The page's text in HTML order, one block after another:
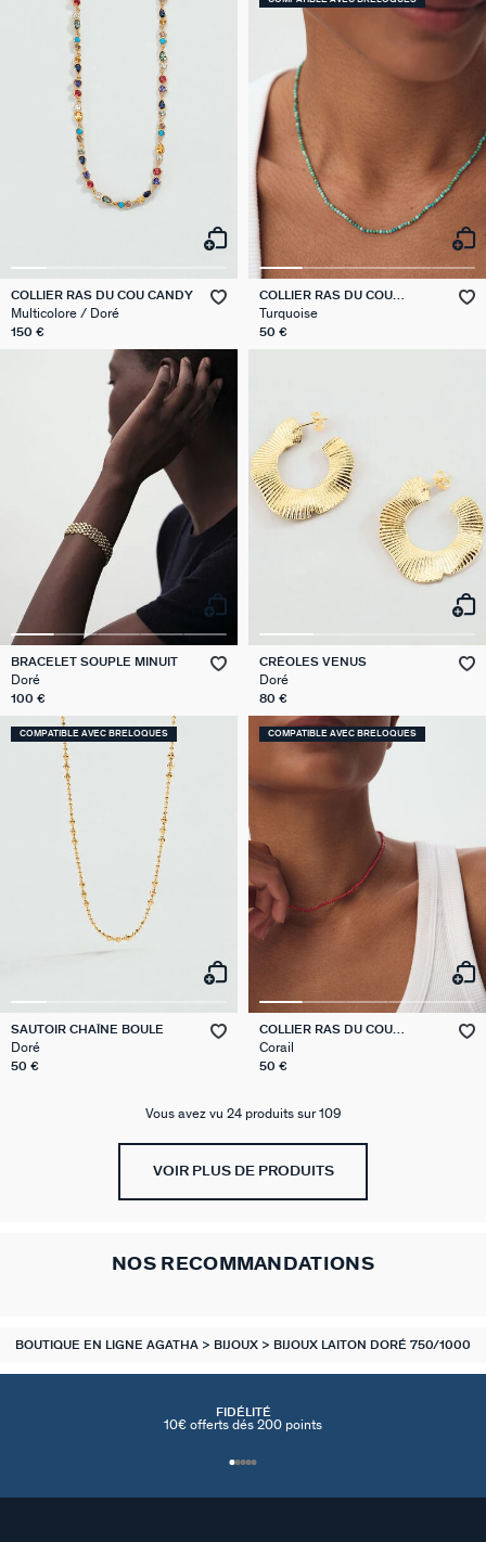
COLLIER RAS DU COU CANDY
Multicolore / Doré
150 €
COLLIER RAS DU COU
PIERRES NATURELLES
Turquoise
50 €
BRACELET SOUPLE MINUIT
Doré
100 €
CRÉOLES VENUS
Doré
80 €
COMPATIBLE AVEC BRELOQUES
SAUTOIR CHAÎNE BOULE
Doré
50 €
COMPATIBLE AVEC BRELOQUES
COLLIER RAS DU COU
PIERRES NATURELLES
Corail
50 €
Vous avez vu 24 produits sur 109
VOIR PLUS DE PRODUITS
NOS RECOMMANDATIONS
BOUTIQUE EN LIGNE AGATHA BIJOUX BIJOUX LAITON DORÉ 750/1000
FIDÉLITÉ
10€ offerts dés 200 points